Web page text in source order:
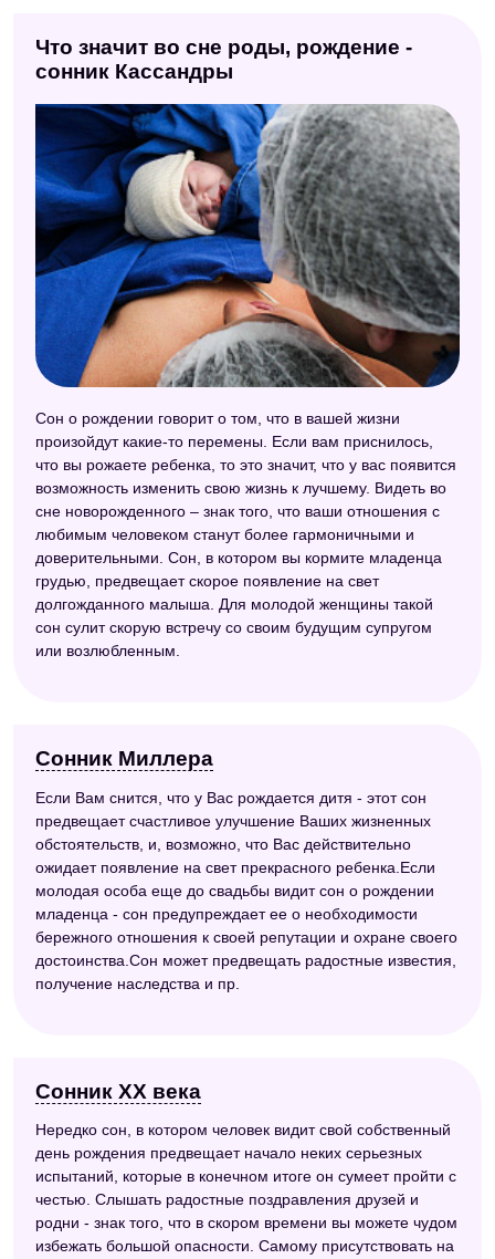
Что значит во сне роды, рождение -
сонник Кассандры
Сон о рождении говорит о том, что в вашей жизни
произойдут какие-то перемены. Если вам приснилось,
что вы рожаете ребенка, то это значит, что у вас появится
возможность изменить свою жизнь к лучшему. Видеть во
сне новорожденного – знак того, что ваши отношения с
любимым человеком станут более гармоничными и
доверительными. Сон, в котором вы кормите младенца
грудью, предвещает скорое появление на свет
долгожданного малыша. Для молодой женщины такой
сон сулит скорую встречу со своим будущим супругом
или возлюбленным.
Сонник Миллера
Если Вам снится, что у Вас рождается дитя - этот сон
предвещает счастливое улучшение Ваших жизненных
обстоятельств, и, возможно, что Вас действительно
ожидает появление на свет прекрасного ребенка.Если
молодая особа еще до свадьбы видит сон о рождении
младенца - сон предупреждает ее о необходимости
бережного отношения к своей репутации и охране своего
достоинства.Сон может предвещать радостные известия,
получение наследства и пр.
Сонник ХХ века
Нередко сон, в котором человек видит свой собственный
день рождения предвещает начало неких серьезных
испытаний, которые в конечном итоге он сумеет пройти с
честью. Слышать радостные поздравления друзей и
родни - знак того, что в скором времени вы можете чудом
избежать большой опасности. Самому присутствовать на